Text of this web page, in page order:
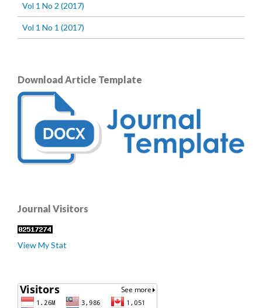
Vol 1 No 2 (2017)
Vol 1 No 1 (2017)
Download Article Template
Journal Visitors
View My Stat